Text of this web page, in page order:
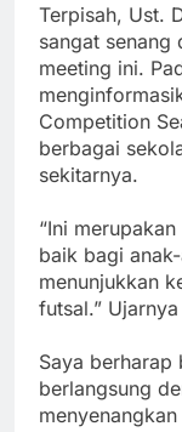
Terpisah, Ust.
sangat senang
meeting ini.
Competition
berbagai
sekitarnya.
“Ini
baik bagi
menunjukkan
futsal.” Ujarnya
Saya berharap
berlangsung